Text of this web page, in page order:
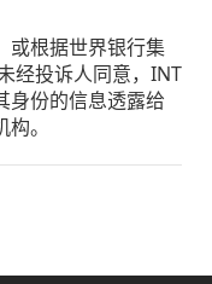
或根据世界银行集
经投诉人同意，INT
身份的信息透露给
。